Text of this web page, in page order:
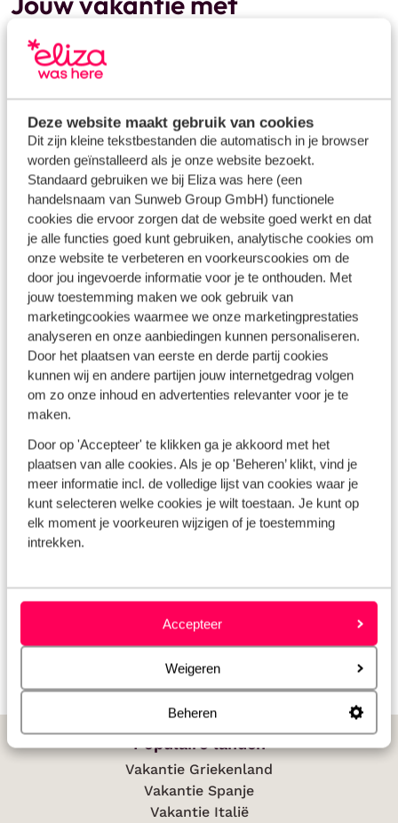
Deze website maakt gebruik van cookies
Dit zijn kleine tekstbestanden die automatisch in je browser
worden geïnstalleerd als je onze website bezoekt.
Standaard gebruiken we bij Eliza was here (een
handelsnaam van Sunweb Group GmbH) functionele
cookies die ervoor zorgen dat de website goed werkt en dat
je alle functies goed kunt gebruiken, analytische cookies om
onze website te verbeteren en voorkeurscookies om de
door jou ingevoerde informatie voor je te onthouden. Met
jouw toestemming maken we ook gebruik van
marketingcookies waarmee we onze marketingprestaties
analyseren en onze aanbiedingen kunnen personaliseren.
Door het plaatsen van eerste en derde partij cookies
kunnen wij en andere partijen jouw internetgedrag volgen
om zo onze inhoud en advertenties relevanter voor je te
maken.
Door op 'Accepteer' te klikken ga je akkoord met het
plaatsen van alle cookies. Als je op 'Beheren’ klikt, vind je
meer informatie incl. de volledige lijst van cookies waar je
kunt selecteren welke cookies je wilt toestaan. Je kunt op
elk moment je voorkeuren wijzigen of je toestemming
intrekken.
Accepteer
Weigeren
Beheren
vroegboekkorting
Ben jij ook al aan het dromen van zonovergoten stranden,
zomer van het volgende jaar? Het is nooit te vroeg om je
vakantie te boeken!
Altijd eerste keus
Stel je voor: een pittoresk huisje verscholen tussen de
olijfbomen inPortugalof een adembenemend uitzicht op
de azuurblauwe zee vanaf je eigen terras inGriekenland
Vooral in de schoolvakanties zijn de mooiste verblijven
vaak gewild en zitten snel vol. Boek je op tijd, dan is
datfijne vakantiehuismet de hele familie ofboutique
hotelvoor met je lief binnen handbereik. Alle opties staan
nu nog open en daarnaast profiteer je vaak ook nog van
een goede korting.
Daarom kan het verstandig zijn om vroeg te boeken. Niet
alleen geniet je zo langer van de voorpret, maar je
bespaart ook nog eens op je vakantie.
Populaire landen
Vakantie Griekenland
Vakantie Spanje
Vakantie Italië